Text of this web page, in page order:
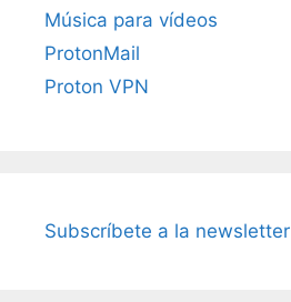
Música para vídeos
ProtonMail
Proton VPN
Subscríbete a la newsletter